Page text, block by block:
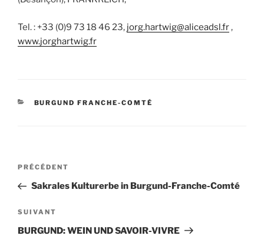
Tel. : +33 (0)9 73 18 46 23, jorg.hartwig@aliceadsl.fr,
www.jorghartwig.fr
CATÉGORIES
BURGUND FRANCHE-COMTÉ
Navigation
l’article
Article
précédent
PRÉCÉDENT
Sakrales Kulturerbe in Burgund-Franche-Comté
Article
suivant
SUIVANT
BURGUND: WEIN UND SAVOIR-VIVRE